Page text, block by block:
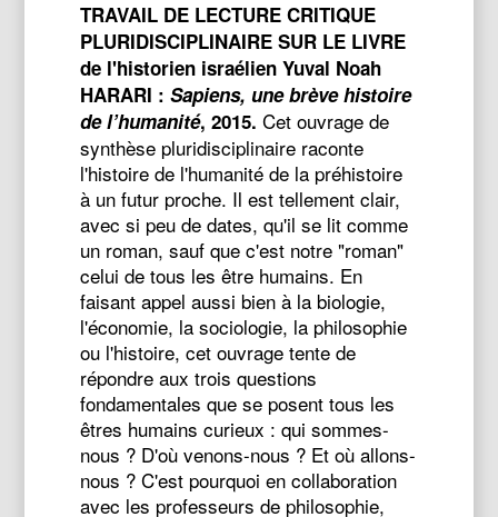
TRAVAIL DE LECTURE CRITIQUE
PLURIDISCIPLINAIRE SUR LE LIVRE
de l'historien israélien Yuval Noah
HARARI :Sapiens, une brève histoire
de l’humanité, 2015. Cet ouvrage de
synthèse pluridisciplinaire raconte
l'histoire de l'humanité de la préhistoire
à un futur proche. Il est tellement clair,
avec si peu de dates, qu'il se lit comme
un roman, sauf que c'est notre "roman"
celui de tous les être humains. En
faisant appel aussi bien à la biologie,
l'économie, la sociologie, la philosophie
ou l'histoire, cet ouvrage tente de
répondre aux trois questions
fondamentales que se posent tous les
êtres humains curieux : qui sommes-
nous ? D'où venons-nous ? Et où allons-
nous ? C'est pourquoi en collaboration
avec les professeurs de philosophie,